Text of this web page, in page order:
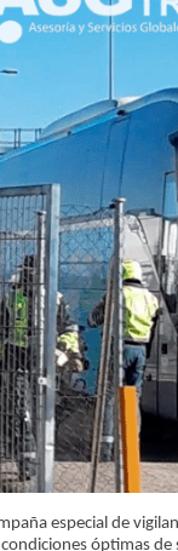
especial de
óptimas de